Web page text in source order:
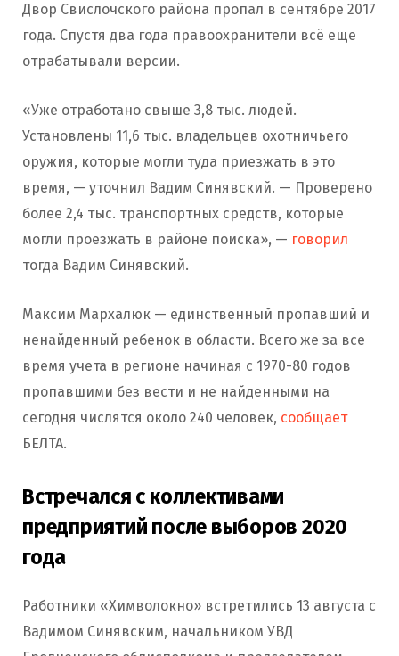
Двор Свислочского района пропал в сентябре 2017
года. Спустя два года правоохранители всё еще
отрабатывали версии.
«Уже отработано свыше 3,8 тыс. людей.
Установлены 11,6 тыс. владельцев охотничьего
оружия, которые могли туда приезжать в это
время, — уточнил Вадим Синявский. — Проверено
более 2,4 тыс. транспортных средств, которые
могли проезжать в районе поиска», — говорил
тогда Вадим Синявский.
Максим Мархалюк — единственный пропавший и
ненайденный ребенок в области. Всего же за все
время учета в регионе начиная с 1970-80 годов
пропавшими без вести и не найденными на
сегодня числятся около 240 человек, сообщает
БЕЛТА.
Встречался с коллективами
предприятий после выборов 2020
года
Работники «Химволокно» встретились 13 августа с
Вадимом Синявским, начальником УВД